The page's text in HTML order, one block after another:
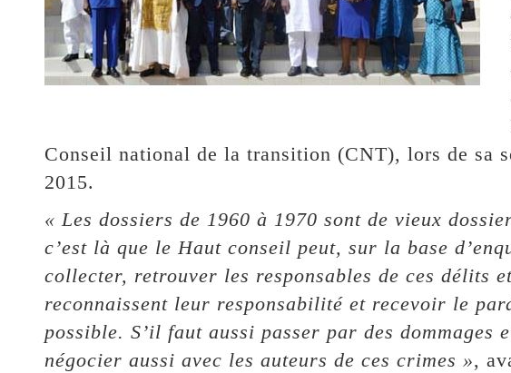
Conseil national de la transition (CNT), lors de sa
2015.
« Les dossiers de 1960 à 1970 sont de vieux
c’est là que le Haut conseil peut, sur la base
collecter, retrouver les responsables de ces délits
reconnaissent leur responsabilité et recevoir le
possible. S’il faut aussi passer par des dommages
négocier aussi avec les auteurs de ces crimes »,